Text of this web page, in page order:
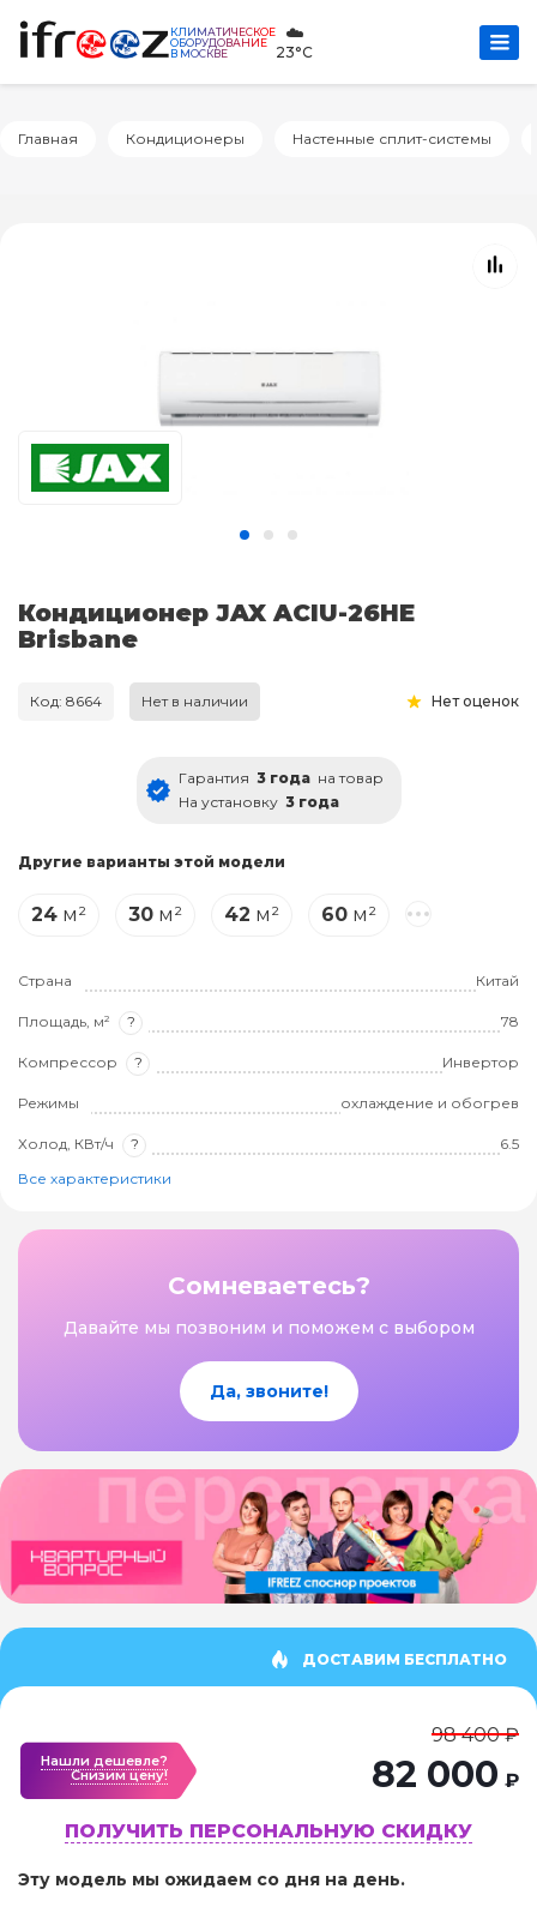
КЛИМАТИЧЕСКОЕ
ОБОРУДОВАНИЕ
В МОСКВЕ
☁️
23°C
Главная Кондиционеры Настенные сплит-системы
Кондиционер JAX ACIU-26HE
Brisbane
Код: 8664 Нет в наличии Нет оценок
Гарантия 3 года на товар
На установку 3 года
Другие варианты этой модели
24 м² 30 м² 42 м² 60 м²
Страна Китай
Площадь, м² ? 78
Компрессор ? Инвертор
Режимы охлаждение и обогрев
Холод, КВт/ч ?
6.5
Все характеристики
Сомневаетесь?
Давайте мы позвоним и поможем с выбором
Да, звоните!
ДОСТАВИМ БЕСПЛАТНО
Нашли дешевле?
Cнизим цену!
98 400 ₽
82 000 ₽
ПОЛУЧИТЬ ПЕРСОНАЛЬНУЮ СКИДКУ
Эту модель мы ожидаем со дня на день.